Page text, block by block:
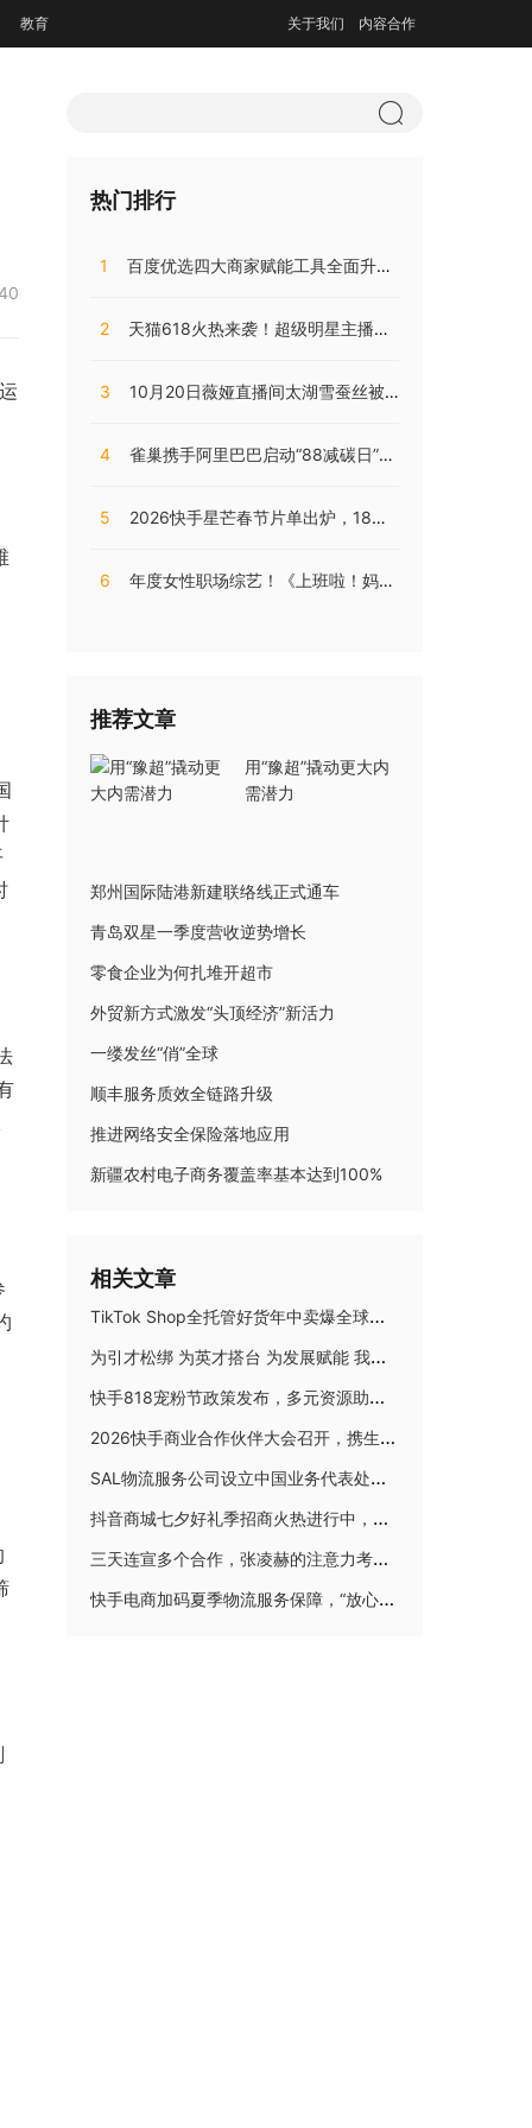
教育 关于我们 内容合作
热门排行
1 百度优选四大商家赋能工具全面升级，持续助推商家降本增效
2 天猫618火热来袭！超级明星主播阵容，共同助阵预售直播盛典
3 10月20日薇娅直播间太湖雪蚕丝被直播开售，开局大卖销量火爆!
4 雀巢携手阿里巴巴启动“88减碳日”，兴起咖啡低碳消费之风
5 2026快手星芒春节片单出炉，18部精品短剧陪伴老铁们过个戏瘾年
6 年度女性职场综艺！《上班啦！妈妈》第二季揭秘直播电商内幕
推荐文章
用“豫超”撬动更大内
需潜力
郑州国际陆港新建联络线正式通车
青岛双星一季度营收逆势增长
零食企业为何扎堆开超市
外贸新方式激发“头顶经济”新活力
一缕发丝“俏”全球
顺丰服务质效全链路升级
推进网络安全保险落地应用
新疆农村电子商务覆盖率基本达到100%
相关文章
TikTok Shop全托管好货年中卖爆全球！优商优品案例精选特辑发布
为引才松绑 为英才搭台 为发展赋能 我省“人才新政”含金量有多高
快手818宠粉节政策发布，多元资源助力商达大促生意爆发
2026快手商业合作伙伴大会召开，携生态伙伴并肩奔赴新增长
SAL物流服务公司设立中国业务代表处，携手TAM Group强化在华布局
抖音商城七夕好礼季招商火热进行中，爆单攻略轻松解锁！
三天连宣多个合作，张凌赫的注意力考题，淘宝闪购怎么答？
快手电商加码夏季物流服务保障，“放心购”与“极速达”双线升级